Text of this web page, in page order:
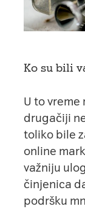
Ko su bili
U to
drugačiji
toliko bile
online
važniju
činjenica
podršku